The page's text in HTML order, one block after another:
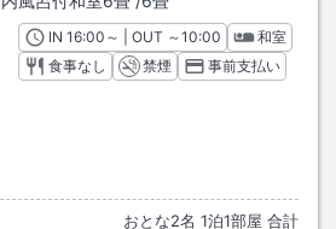
INチェックイン
16:00 ～ | OUT チェックアウト
～10:00
和室
食事なし
禁煙 事前支払い
おとな2名 1泊1部屋 合計